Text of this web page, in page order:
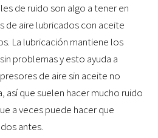
de ruido son algo a tener en
de aire lubricados con aceite
La lubricación mantiene los
problemas y esto ayuda a
de aire sin aceite no
así que suelen hacer mucho ruido
a veces puede hacer que
antes.